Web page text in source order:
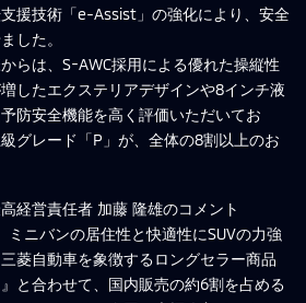
援技術「e-Assist」の強化により、安全
した。
らは、S-AWC採用による優れた操縦性
したエクステリアデザインや8インチ液
防安全機能を高く評価いただいてお
グレード「P」が、全体の8割以上のお
経営責任者 加藤 隆雄のコメント
ミニバンの居住性と快適性にSUVの力強
菱自動車を象徴するロングセラー商品
と合わせて、国内販売の約6割を占める